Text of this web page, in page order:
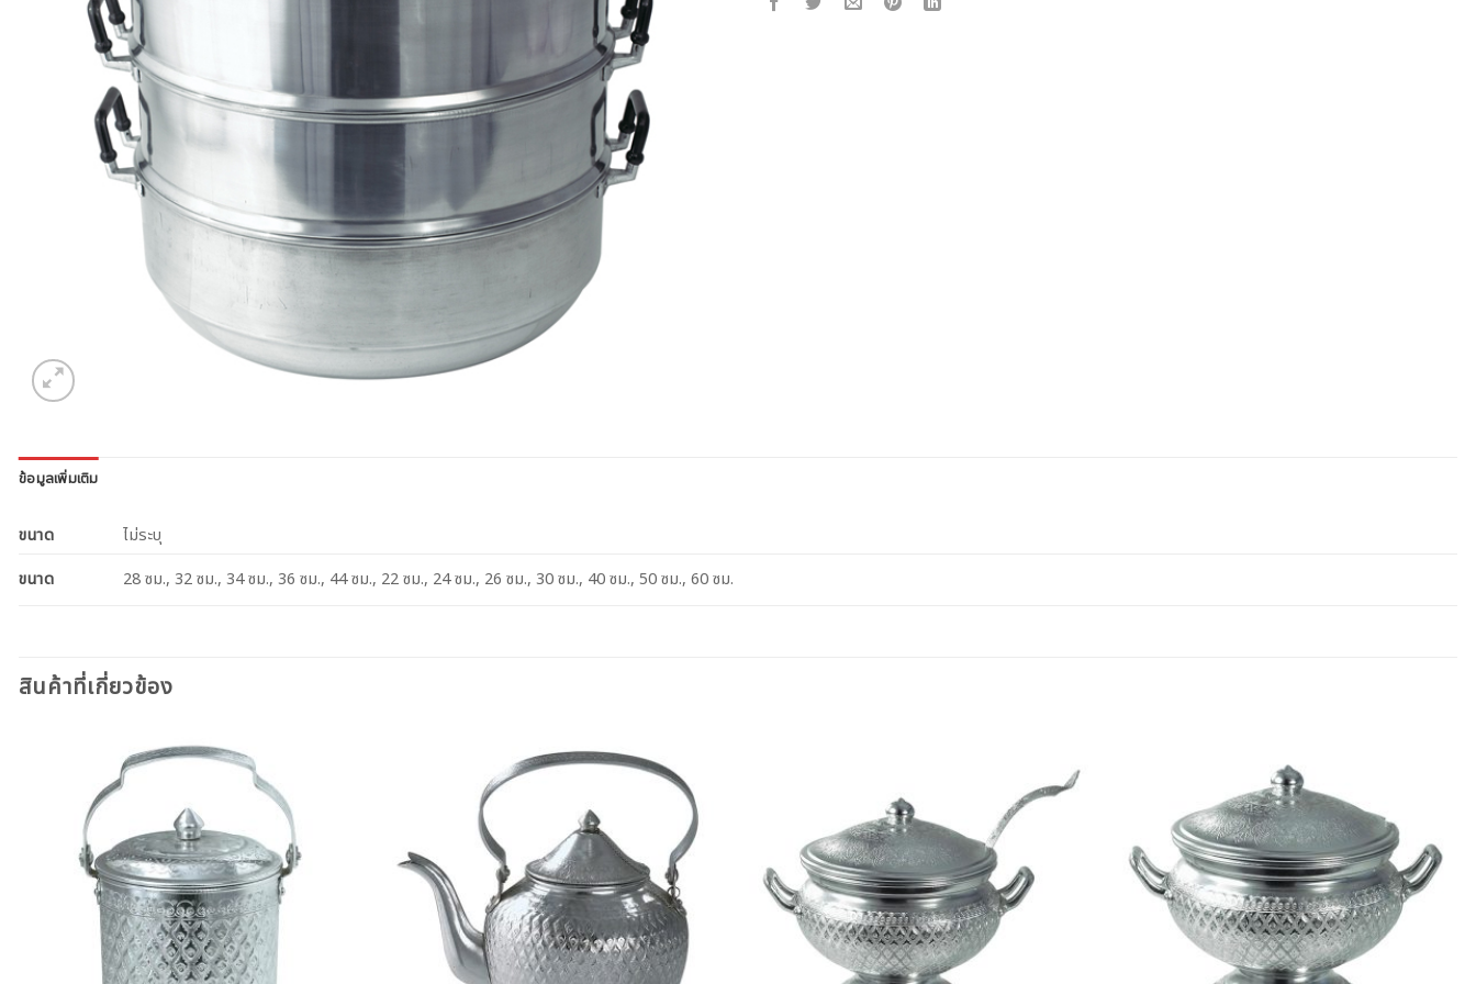
ข้อมูลเพิ่มเติม
ขนาด
ไม่ระบุ
ขนาด
28 ซม., 32 ซม., 34 ซม., 36 ซม., 44 ซม., 22 ซม., 24 ซม., 26 ซม., 30 ซม., 40 ซม., 50 ซม., 60 ซม.
สินค้าที่เกี่ยวข้อง